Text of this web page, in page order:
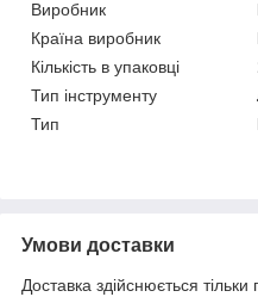
Виробник
Країна виробник
Кількість в упаковці
Тип інструменту
Тип
Умови доставки
Доставка здійснюється тільки